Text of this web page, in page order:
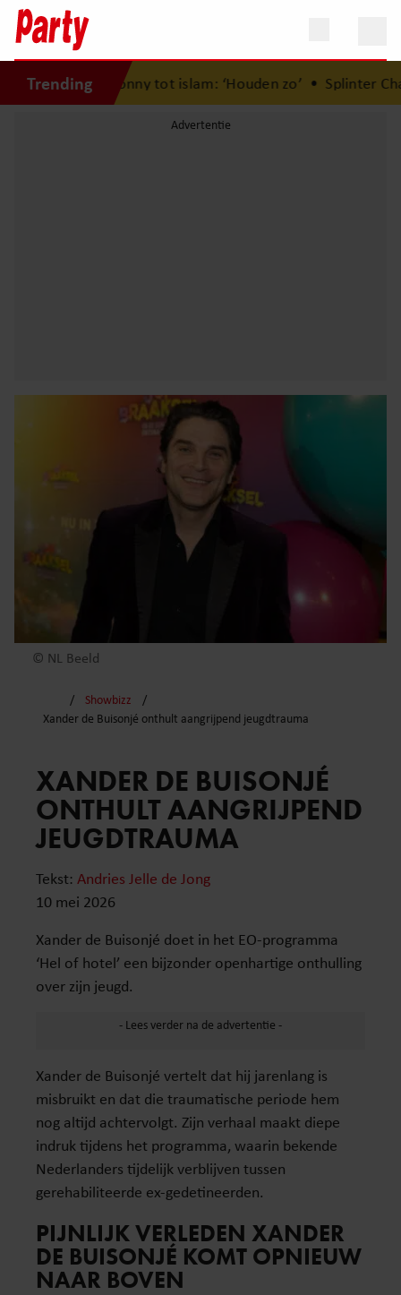
Trending
Donny tot islam: ‘Houden zo’•Splinter Chabot doet
© NL Beeld
Showbizz
Xander de Buisonjé onthult aangrijpend jeugdtrauma
XANDER DE BUISONJÉ
ONTHULT AANGRIJPEND
JEUGDTRAUMA
Tekst: Andries Jelle de Jong
10 mei 2026
Xander de Buisonjé doet in het EO-programma
‘Hel of hotel’ een bijzonder openhartige onthulling
over zijn jeugd.
Xander de Buisonjé vertelt dat hij jarenlang is
misbruikt en dat die traumatische periode hem
nog altijd achtervolgt. Zijn verhaal maakt diepe
indruk tijdens het programma, waarin bekende
Nederlanders tijdelijk verblijven tussen
gerehabiliteerde ex-gedetineerden.
PIJNLIJK VERLEDEN XANDER
DE BUISONJÉ KOMT OPNIEUW
NAAR BOVEN